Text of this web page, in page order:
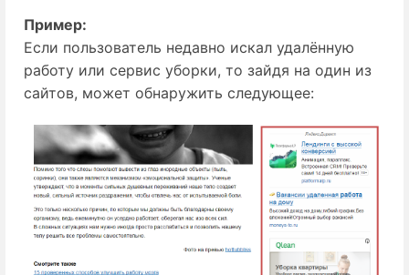
Пример:
Если пользователь недавно искал удалённую
работу или сервис уборки, то зайдя на один из
сайтов, может обнаружить следующее: